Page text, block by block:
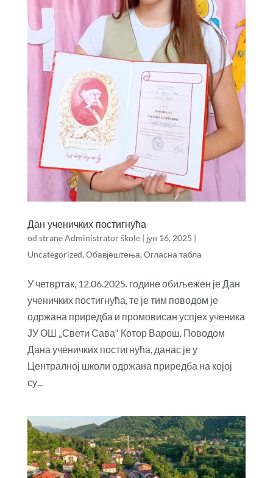
Дан ученичких постигнућа
od straneAdministrator škole| јун 16, 2025 |
Uncategorized, Обавјештења, Огласна табла
У четвртак, 12.06.2025. године обиљежен је Дан
ученичких постигнућа, те је тим поводом је
одржана приредба и промовисан успјех ученика
ЈУ ОШ „Свети Сава“ Котор Варош. Поводом
Дана ученичких постигнућа, данас је у
Централној школи одржана приредба на којој
су...